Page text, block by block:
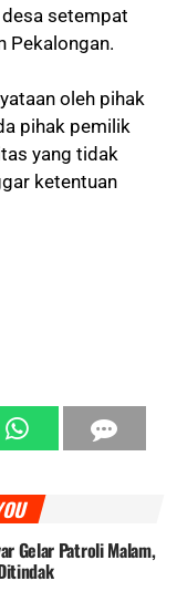
setempat
Pekalongan.
oleh pihak
pihak pemilik
yang tidak
ketentuan
Gelar Patroli Malam,